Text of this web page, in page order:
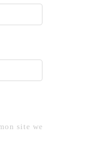
site web dans le